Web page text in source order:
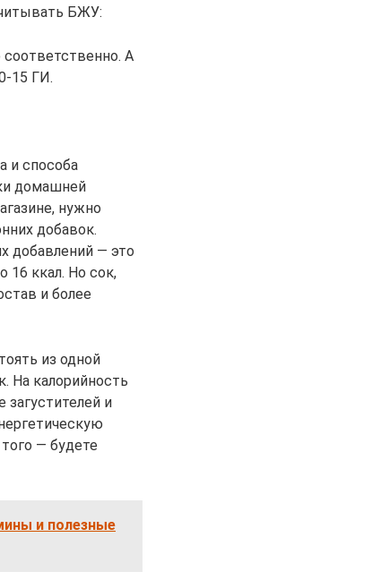
БЖУ:
соответственно. А
15 ГИ.
и способа
домашней
нужно
добавок.
добавлений — это
16 ккал. Но сок,
и более
из одной
На калорийность
загустителей и
— будете
и полезные